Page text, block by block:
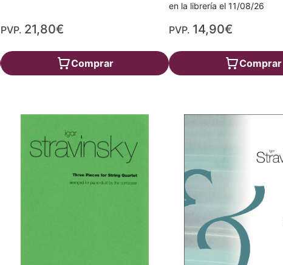
PVP. 21,80€
Comprar
en la librería el 11/08/26
PVP. 14,90€
Comprar